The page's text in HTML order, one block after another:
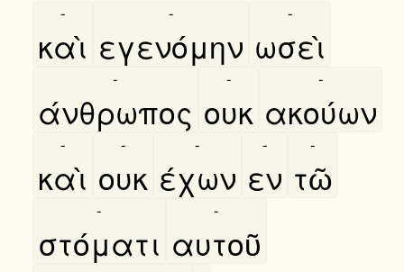
καὶ
-
εγενόμην
-
ωσεὶ
-
άνθρωπος
-
ουκ
-
ακούων
-
καὶ
-
ουκ
-
έχων
-
εν
-
τῶ
-
στόματι
-
αυτοῦ
-